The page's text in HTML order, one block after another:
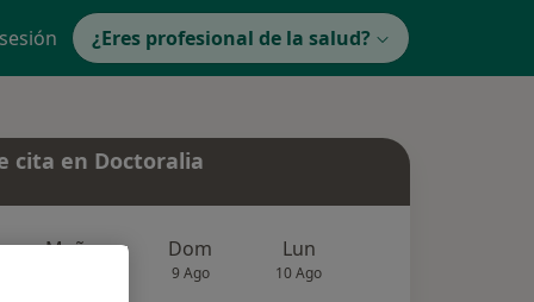
¿Eres profesional de la salud?
cita en Doctoralia
Mañana Dom
9 Ago
Lun
10 Ago